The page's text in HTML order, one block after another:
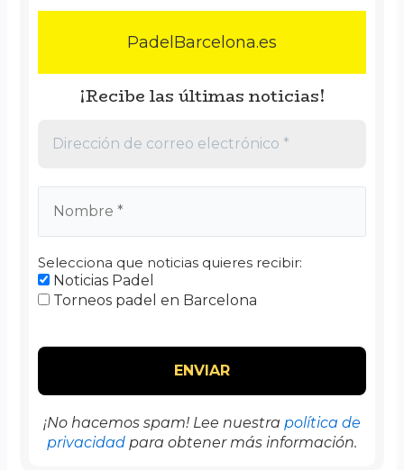
PadelBarcelona.es
¡Recibe las últimas noticias!
Selecciona que noticias quieres recibir:
Noticias Padel
Torneos padel en Barcelona
¡No hacemos spam! Lee nuestra política de
privacidad para obtener más información.